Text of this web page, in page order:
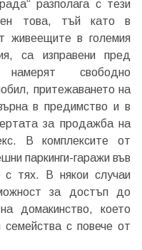
разполага с тези
това, тъй като в
живеещите в големия
са изправени пред
намерят свободно
притежаването на
в предимство и в
за продажба на
В комплексите от
паркинги-гаражи във
тях. В някои случаи
за достъп до
домакинство, което
с повече от